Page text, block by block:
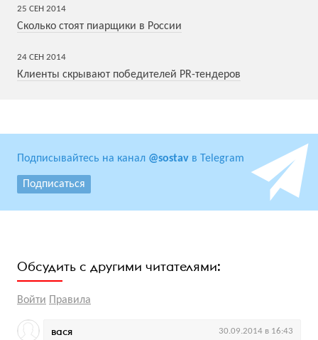
25 СЕН 2014
Сколько стоят пиарщики в России
24 СЕН 2014
Клиенты скрывают победителей PR-тендеров
Подписывайтесь на канал @sostav в Telegram
Подписаться
Обсудить с другими читателями:
Войти Правила
вася 30.09.2014 в 16:43